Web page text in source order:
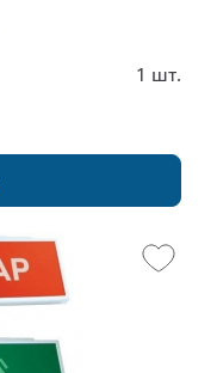
1 шт.